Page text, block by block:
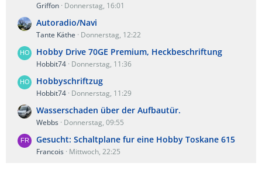
Griffon Donnerstag, 16:01
Autoradio/Navi
Tante Käthe Donnerstag, 12:22
Hobby Drive 70GE Premium, Heckbeschriftung
Hobbit74 Donnerstag, 11:36
Hobbyschriftzug
Hobbit74 Donnerstag, 11:29
Wasserschaden über der Aufbautür.
Webbs Donnerstag, 09:55
Gesucht: Schaltplane fur eine Hobby Toskane 615
Francois Mittwoch, 22:25